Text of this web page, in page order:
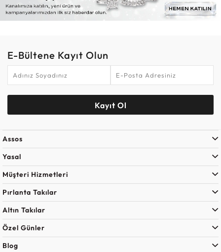
E-Bültene Kayıt Olun
Kayıt Ol
Assos
Yasal
Müşteri Hizmetleri
Pırlanta Takılar
Altın Takılar
Özel Günler
Blog